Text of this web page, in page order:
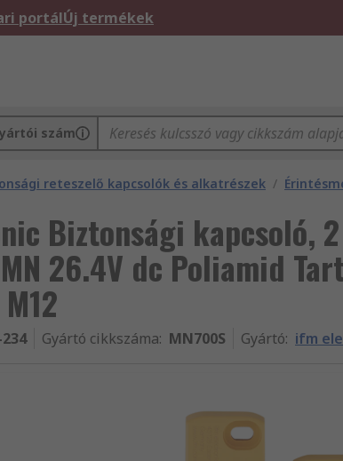
portálÚj termékek
szám
reteszelő kapcsolók és alkatrészek /
Biztonsági kapcsoló, 2
MN 26.4V dc Poliamid
Gyártó cikkszáma: MN700S Gyártó: ifm